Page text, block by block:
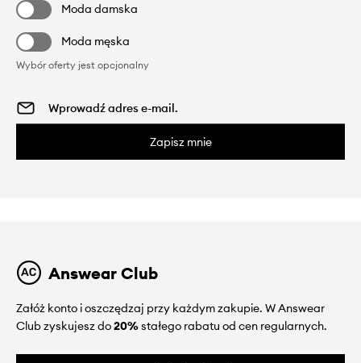
Moda damska
Moda męska
Wybór oferty jest opcjonalny
Zapisz mnie
Answear Club
Załóż konto i oszczędzaj przy każdym zakupie. W Answear
Club zyskujesz do20%stałego rabatu od cen regularnych.